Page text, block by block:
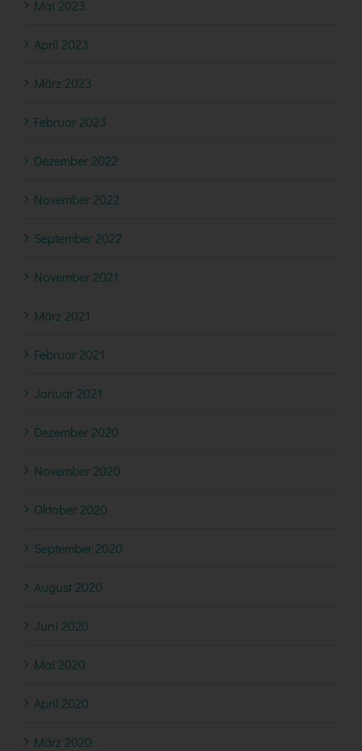
Mai 2023
April 2023
März 2023
Februar 2023
Dezember 2022
November 2022
September 2022
November 2021
März 2021
Februar 2021
Januar 2021
Dezember 2020
November 2020
Oktober 2020
September 2020
August 2020
Juni 2020
Mai 2020
April 2020
März 2020